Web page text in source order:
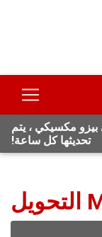
بيزو مكسيكي ، يتم
تحديثها كل ساعة!